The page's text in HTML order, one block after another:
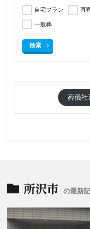
自宅プラン 直
一般葬
検索
葬儀社
所沢市 の最新